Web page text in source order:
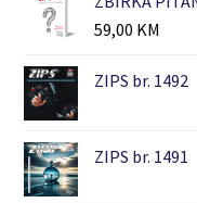
59,00 KM
ZIPS br. 1492
ZIPS br. 1491